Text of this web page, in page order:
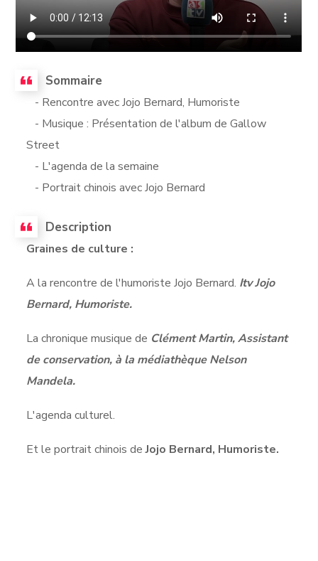
Sommaire
- Rencontre avec Jojo Bernard, Humoriste
- Musique : Présentation de l'album de Gallow
Street
- L'agenda de la semaine
- Portrait chinois avec Jojo Bernard
Description
Graines de culture :
A la rencontre de l'humoriste Jojo Bernard. Itv Jojo
Bernard, Humoriste.
La chronique musique de Clément Martin, Assistant
de conservation, à la médiathèque Nelson
Mandela.
L'agenda culturel.
Et le portrait chinois deJojo Bernard, Humoriste.